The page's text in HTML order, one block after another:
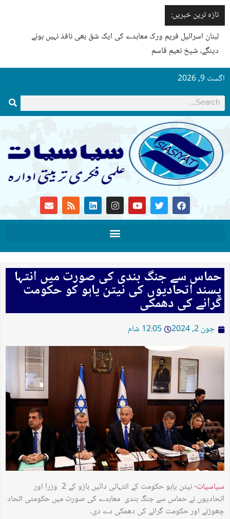
تازہ ترین خبریں:
لبنان اسرائیل فریم ورک معاہدے کی ایک شق بھی نافذ نہیں ہونے
دینگے، شیخ نعیم قاسم
اگست 9, 2026
حماس سے جنگ بندی کی صورت میں انتہا
پسند اتحادیوں کی نیتن یاہو کو حکومت
گرانے کی دھمکی
جون 2, 2024 12:05 شام
سیاسیات-
نیتن یاہو حکومت کے انتہائی دائیں بازو کے 2 وزرا اور
اتحادیوں نے حماس سے جنگ بندی معاہدے کی صورت میں حکومتی اتحاد
چھوڑنے اور حکومت گرانے کی دھمکی دے دی۔